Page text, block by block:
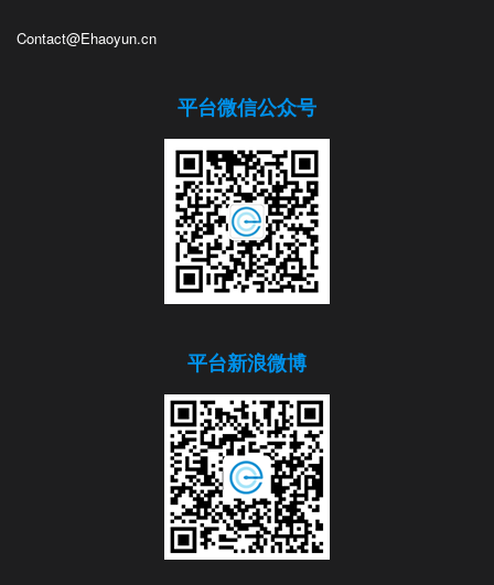
Contact@Ehaoyun.cn
平台微信公众号
平台新浪微博